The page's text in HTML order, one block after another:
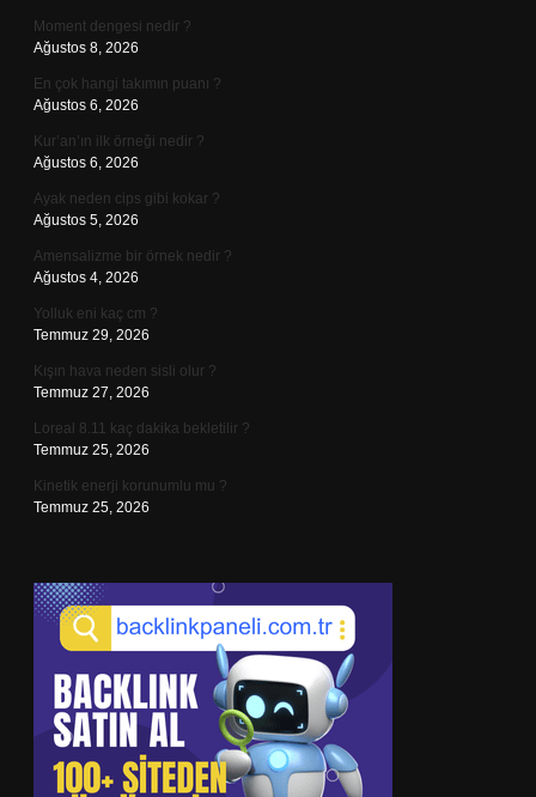
Moment dengesi nedir ?
Ağustos 8, 2026
En çok hangi takımın puanı ?
Ağustos 6, 2026
Kur’an’ın ilk örneği nedir ?
Ağustos 6, 2026
Ayak neden cips gibi kokar ?
Ağustos 5, 2026
Amensalizme bir örnek nedir ?
Ağustos 4, 2026
Yolluk eni kaç cm ?
Temmuz 29, 2026
Kışın hava neden sisli olur ?
Temmuz 27, 2026
Loreal 8.11 kaç dakika bekletilir ?
Temmuz 25, 2026
Kinetik enerji korunumlu mu ?
Temmuz 25, 2026